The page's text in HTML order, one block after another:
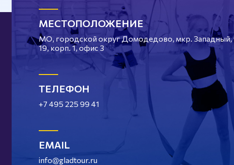
МЕСТОПОЛОЖЕНИЕ
МО, городской округ Домодедово, мкр. Западный,
19, корп. 1, офис 3
ТЕЛЕФОН
+7 495 225 99 41
EMAIL
info@gladtour.ru